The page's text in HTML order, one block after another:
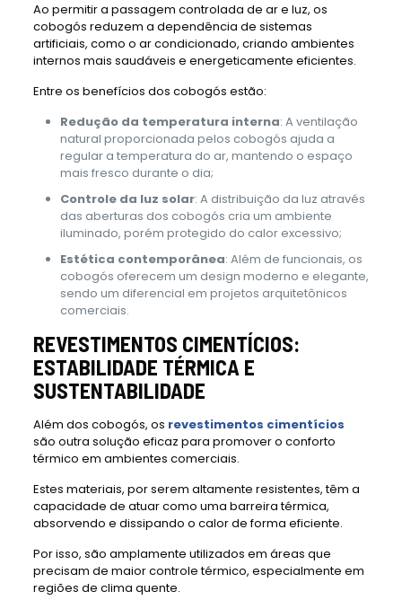
Ao permitir a passagem controlada de ar e luz, os
cobogós reduzem a dependência de sistemas
artificiais, como o ar condicionado, criando ambientes
internos mais saudáveis e energeticamente eficientes.
Entre os benefícios dos cobogós estão:
Redução da temperatura interna: A ventilação
natural proporcionada pelos cobogós ajuda a
regular a temperatura do ar, mantendo o espaço
mais fresco durante o dia;
Controle da luz solar: A distribuição da luz através
das aberturas dos cobogós cria um ambiente
iluminado, porém protegido do calor excessivo;
Estética contemporânea: Além de funcionais, os
cobogós oferecem um design moderno e elegante,
sendo um diferencial em projetos arquitetônicos
comerciais.
REVESTIMENTOS CIMENTÍCIOS:
ESTABILIDADE TÉRMICA E
SUSTENTABILIDADE
Além dos cobogós, os revestimentos cimentícios
são outra solução eficaz para promover o conforto
térmico em ambientes comerciais.
Estes materiais, por serem altamente resistentes, têm a
capacidade de atuar como uma barreira térmica,
absorvendo e dissipando o calor de forma eficiente.
Por isso, são amplamente utilizados em áreas que
precisam de maior controle térmico, especialmente em
regiões de clima quente.